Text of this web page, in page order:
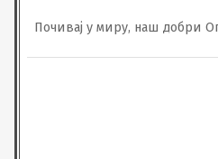
Почивај у миру, наш добри